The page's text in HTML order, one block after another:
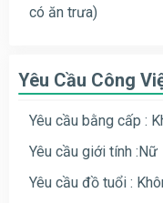
có ăn trưa)
Yêu Cầu Công
Yêu cầu bằng cấp :
Yêu cầu giới tính :Nữ
Yêu cầu đồ tuổi :